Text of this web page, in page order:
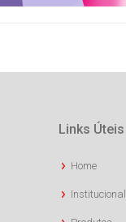
Links Úteis
Home
Institucional